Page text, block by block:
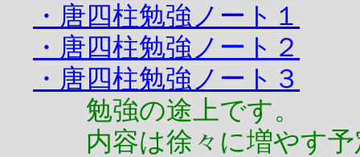
・唐四柱勉強ノート１
・唐四柱勉強ノート２
・唐四柱勉強ノート３
勉強の途上です。
内容は徐々に増やす予